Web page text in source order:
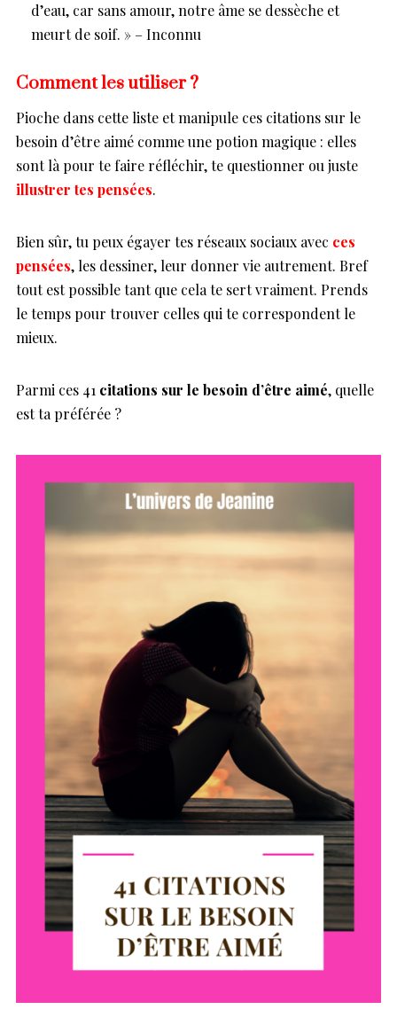
d’eau, car sans amour, notre âme se dessèche et
meurt de soif. » – Inconnu
Comment les utiliser ?
Pioche dans cette liste et manipule ces citations sur le
besoin d’être aimé comme une potion magique : elles
sont là pour te faire réfléchir, te questionner ou juste
illustrer tes pensées.
Bien sûr, tu peux égayer tes réseaux sociaux avec ces
pensées, les dessiner, leur donner vie autrement. Bref
tout est possible tant que cela te sert vraiment. Prends
le temps pour trouver celles qui te correspondent le
mieux.
Parmi ces 41 citations sur le besoin d’être aimé, quelle
est ta préférée ?